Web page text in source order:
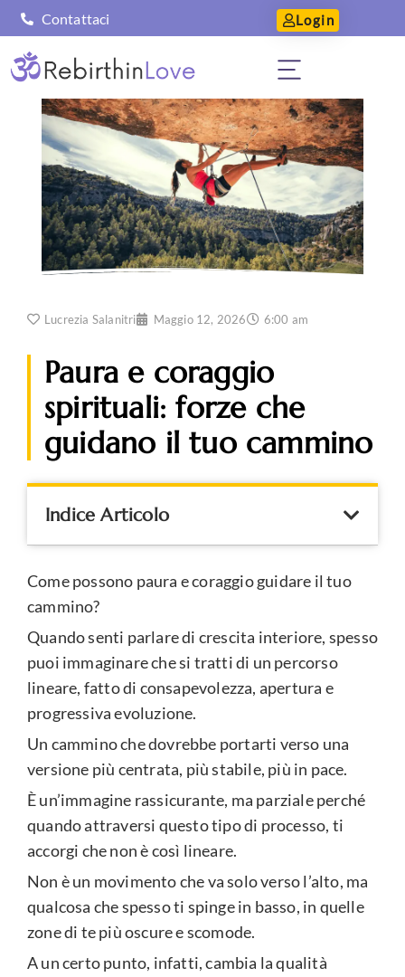
Contattaci Login
Lucrezia Salanitri Maggio 12, 2026 6:00 am
Paura e coraggio
spirituali: forze che
guidano il tuo cammino
Indice Articolo
Come possono paura e coraggio guidare il tuo
cammino?
Quando senti parlare di crescita interiore, spesso
puoi immaginare che si tratti di un percorso
lineare, fatto di consapevolezza, apertura e
progressiva evoluzione.
Un cammino che dovrebbe portarti verso una
versione più centrata, più stabile, più in pace.
È un’immagine rassicurante, ma parziale perché
quando attraversi questo tipo di processo, ti
accorgi che non è così lineare.
Non è un movimento che va solo verso l’alto, ma
qualcosa che spesso ti spinge in basso, in quelle
zone di te più oscure e scomode.
A un certo punto, infatti, cambia la qualità